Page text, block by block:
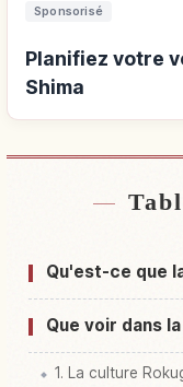
Sponsorisé
Planifiez votre
Shima
Hébergements
Activités
Qu'est-ce que
Que voir dans
1. La culture